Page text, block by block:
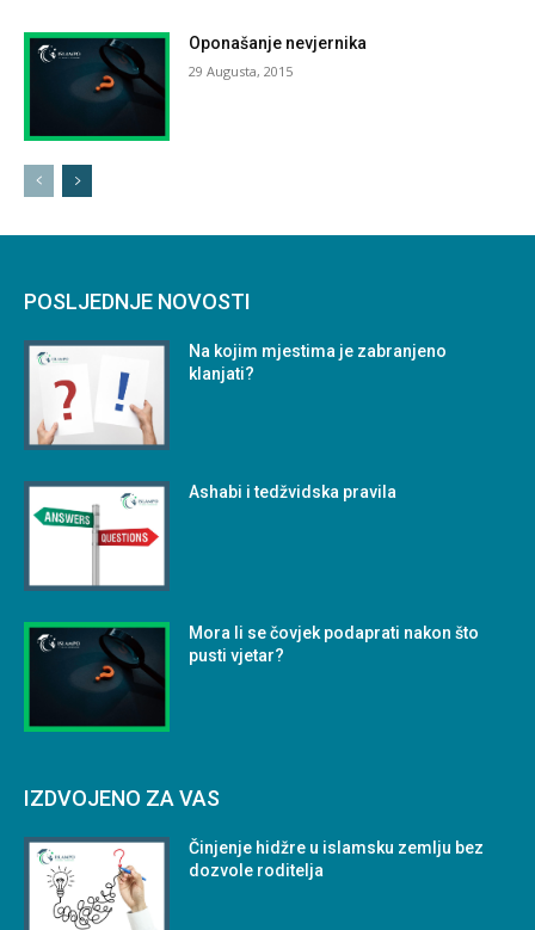
Oponašanje nevjernika
29 Augusta, 2015
POSLJEDNJE NOVOSTI
Na kojim mjestima je zabranjeno
klanjati?
Ashabi i tedžvidska pravila
Mora li se čovjek podaprati nakon što
pusti vjetar?
IZDVOJENO ZA VAS
Činjenje hidžre u islamsku zemlju bez
dozvole roditelja